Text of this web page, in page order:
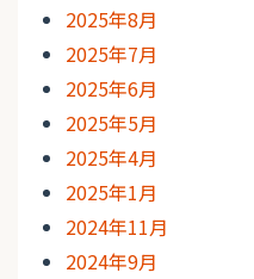
2025年8月
2025年7月
2025年6月
2025年5月
2025年4月
2025年1月
2024年11月
2024年9月